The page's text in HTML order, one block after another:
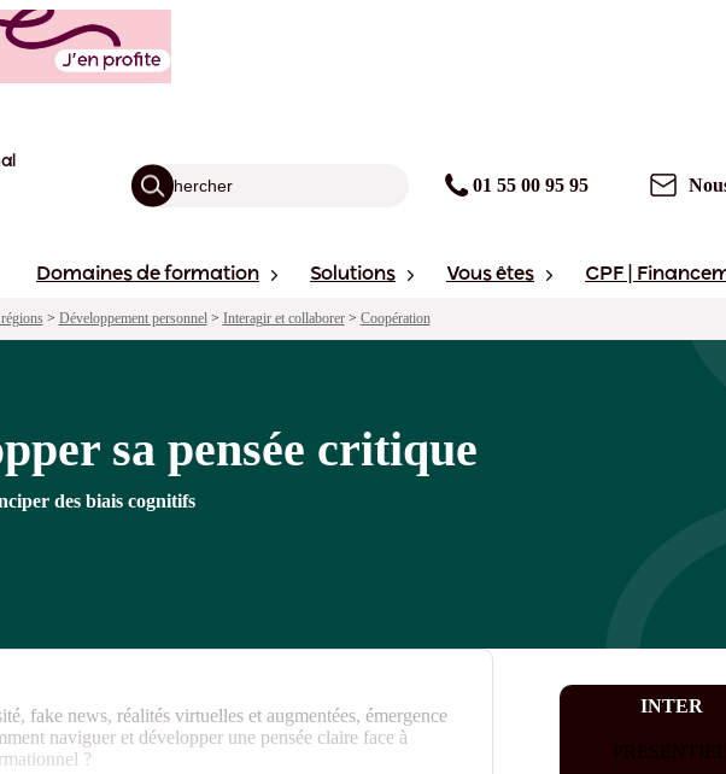
01 55 00 95 95
Domaines de formation Solutions Vous êtes CPF |
> Développement personnel> Interagir et collaborer> Coopération
sa pensée critique
des biais cognitifs
INTER
fake news, réalités virtuelles et augmentées, émergence
naviguer et développer une pensée claire face à
?
critique
Pédagogie Points forts